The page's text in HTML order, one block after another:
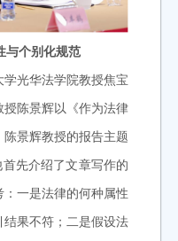
与个别化规范
光华法学院教授焦宝
陈景辉以《作为法律
陈景辉教授的报告主题
先介绍了文章写作的
一是法律的何种属性
果不符；二是假设法